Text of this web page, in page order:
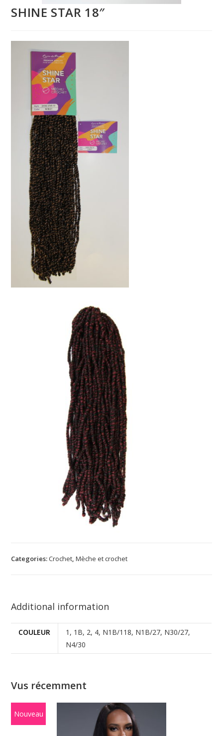
SHINE STAR 18″
Categories:Crochet,Mèche et crochet
Additional information
COULEUR
1, 1B, 2, 4, N1B/118, N1B/27, N30/27,
N4/30
Vus récemment
Nouveau